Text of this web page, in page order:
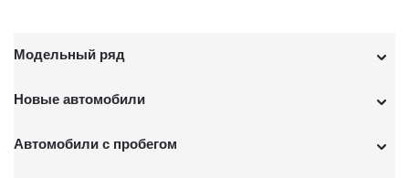
Модельный ряд
Новые автомобили
Автомобили с пробегом